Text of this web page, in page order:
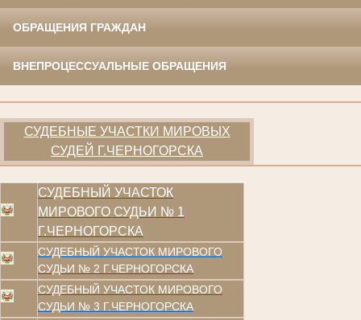
ОБРАЩЕНИЯ ГРАЖДАН
ВНЕПРОЦЕССУАЛЬНЫЕ ОБРАЩЕНИЯ
СУДЕБНЫЕ УЧАСТКИ МИРОВЫХ
СУДЕЙ Г.ЧЕРНОГОРСКА
СУДЕБНЫЙ УЧАСТОК
МИРОВОГО СУДЬИ № 1
Г.ЧЕРНОГОРСКА
СУДЕБНЫЙ УЧАСТОК МИРОВОГО
СУДЬИ № 2 Г.ЧЕРНОГОРСКА
СУДЕБНЫЙ УЧАСТОК МИРОВОГО
СУДЬИ № 3 Г.ЧЕРНОГОРСКА